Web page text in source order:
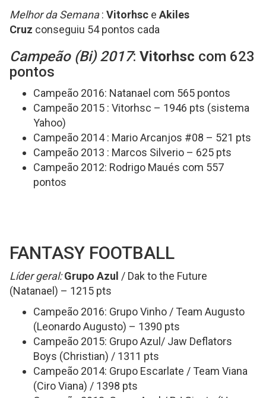
Melhor da Semana: Vitorhsc e Akiles
Cruz conseguiu 54 pontos cada
Campeão (Bi) 2017: Vitorhsc com 623
pontos
Campeão 2016: Natanael com 565 pontos
Campeão 2015 : Vitorhsc – 1946 pts (sistema
Yahoo)
Campeão 2014 : Mario Arcanjos #08 – 521 pts
Campeão 2013 : Marcos Silverio – 625 pts
Campeão 2012: Rodrigo Maués com 557
pontos
FANTASY FOOTBALL
Líder geral: Grupo Azul / Dak to the Future
(Natanael) – 1215 pts
Campeão 2016: Grupo Vinho / Team Augusto
(Leonardo Augusto) – 1390 pts
Campeão 2015: Grupo Azul/ Jaw Deflators
Boys (Christian) / 1311 pts
Campeão 2014: Grupo Escarlate / Team Viana
(Ciro Viana) / 1398 pts